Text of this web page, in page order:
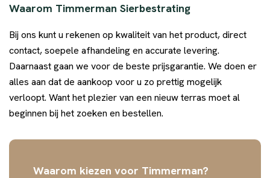
Waarom Timmerman Sierbestrating
Bij ons kunt u rekenen op kwaliteit van het product, direct
contact, soepele afhandeling en accurate levering.
Daarnaast gaan we voor de beste prijsgarantie. We doen er
alles aan dat de aankoop voor u zo prettig mogelijk
verloopt. Want het plezier van een nieuw terras moet al
beginnen bij het zoeken en bestellen.
Waarom kiezen voor Timmerman?